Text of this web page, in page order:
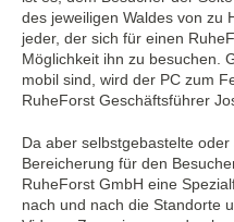
des jeweiligen Waldes von zu
jeder, der sich für einen
Möglichkeit ihn zu besuchen.
mobil sind, wird der PC zum
RuheForst Geschäftsführer
Da aber selbstgebastelte
Bereicherung für den
RuheForst GmbH eine
nach und nach die Standorte